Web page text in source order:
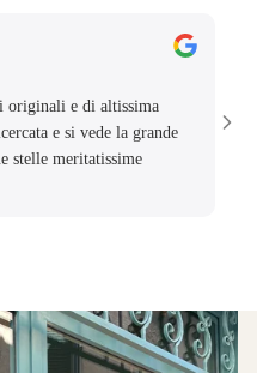
originali e di altissima
e si vede la grande
stelle meritatissime